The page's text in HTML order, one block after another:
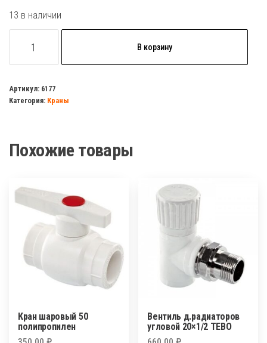
13 в наличии
товара
TEBO
25
В корзину
Артикул: 6177
Категория: Краны
Похожие товары
Кран шаровый 50
полипропилен
Вентиль д.радиаторов
угловой 20×1/2 TEBO